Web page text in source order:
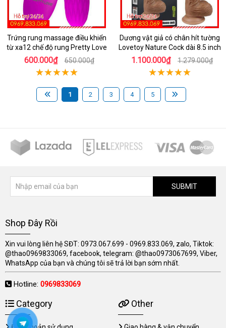
Trứng rung massage điều khiển
từ xa12 chế độ rung Pretty Love
600.000₫ 650.000₫
Dương vật giả có chân hít tường
Lovetoy Nature Cock dài 8.5 inch
1.100.000₫ 1.279.000₫
1 2 3 4 5
SUBMIT
Shop Đây Rồi
Xin vui lòng liên hệ SĐT: 0973.067.699 - 0969.833.069, zalo, Tiktok:
@thao0969833069, facebook, telegram: @thao0973067699, Viber,
WhatsApp của bạn và chúng tôi sẽ trả lời bạn sớm nhất.
Hotline: 0969833069
Category Other